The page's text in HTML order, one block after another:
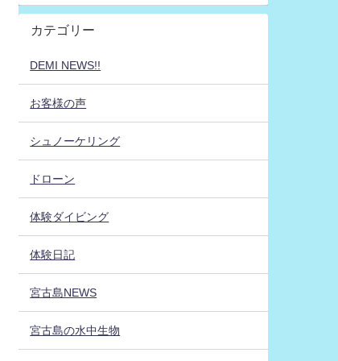
カテゴリー
DEMI NEWS!!
お客様の声
シュノーケリング
ドローン
体験ダイビング
体験日記
宮古島NEWS
宮古島の水中生物